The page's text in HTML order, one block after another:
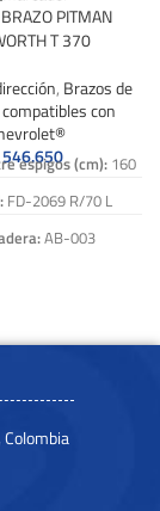
PITMAN
T 370
, Brazos de
con
546.650
espigos (cm): 160
FD-2069 R/70 L
AB-003
BD045